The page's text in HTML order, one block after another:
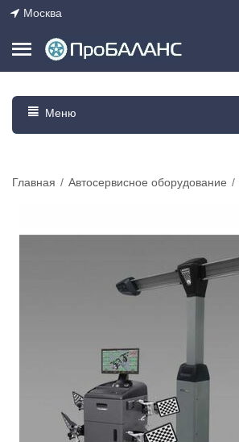
Москва
Меню
Главная / Автосервисное оборудование /